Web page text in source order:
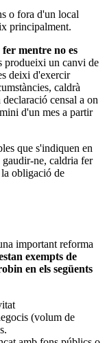
o fora d'un local
principalment.
mentre no es
produeixi un canvi de
deixi d'exercir
caldrà
censal a on
d'un mes a partir
que s'indiquen en
gaudir-ne, caldria fer
obligació de
important reforma
exempts de
en els següents
(volum de